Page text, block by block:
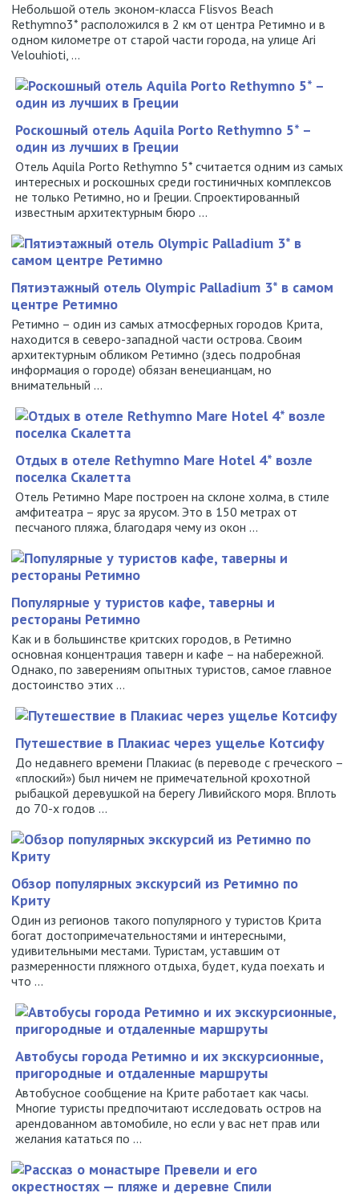
Небольшой отель эконом-класса Flisvos Beach
Rethymno3* расположился в 2 км от центра Ретимно и в
одном километре от старой части города, на улице Ari
Velouhioti, ...
Роскошный отель Aquila Porto Rethymno 5* –
один из лучших в Греции
Отель Aquila Porto Rethymno 5* считается одним из самых
интересных и роскошных среди гостиничных комплексов
не только Ретимно, но и Греции. Спроектированный
известным архитектурным бюро ...
Пятиэтажный отель Olympic Palladium 3* в самом
центре Ретимно
Ретимно – один из самых атмосферных городов Крита,
находится в северо-западной части острова. Своим
архитектурным обликом Ретимно (здесь подробная
информация о городе) обязан венецианцам, но
внимательный ...
Отдых в отеле Rethymno Mare Hotel 4* возле
поселка Скалетта
Отель Ретимно Маре построен на склоне холма, в стиле
амфитеатра – ярус за ярусом. Это в 150 метрах от
песчаного пляжа, благодаря чему из окон ...
Популярные у туристов кафе, таверны и
рестораны Ретимно
Как и в большинстве критских городов, в Ретимно
основная концентрация таверн и кафе – на набережной.
Однако, по заверениям опытных туристов, самое главное
достоинство этих ...
Путешествие в Плакиас через ущелье Котсифу
До недавнего времени Плакиас (в переводе с греческого –
«плоский») был ничем не примечательной крохотной
рыбацкой деревушкой на берегу Ливийского моря. Вплоть
до 70-х годов ...
Обзор популярных экскурсий из Ретимно по
Криту
Один из регионов такого популярного у туристов Крита
богат достопримечательностями и интересными,
удивительными местами. Туристам, уставшим от
размеренности пляжного отдыха, будет, куда поехать и
что ...
Автобусы города Ретимно и их экскурсионные,
пригородные и отдаленные маршруты
Автобусное сообщение на Крите работает как часы.
Многие туристы предпочитают исследовать остров на
арендованном автомобиле, но если у вас нет прав или
желания кататься по ...